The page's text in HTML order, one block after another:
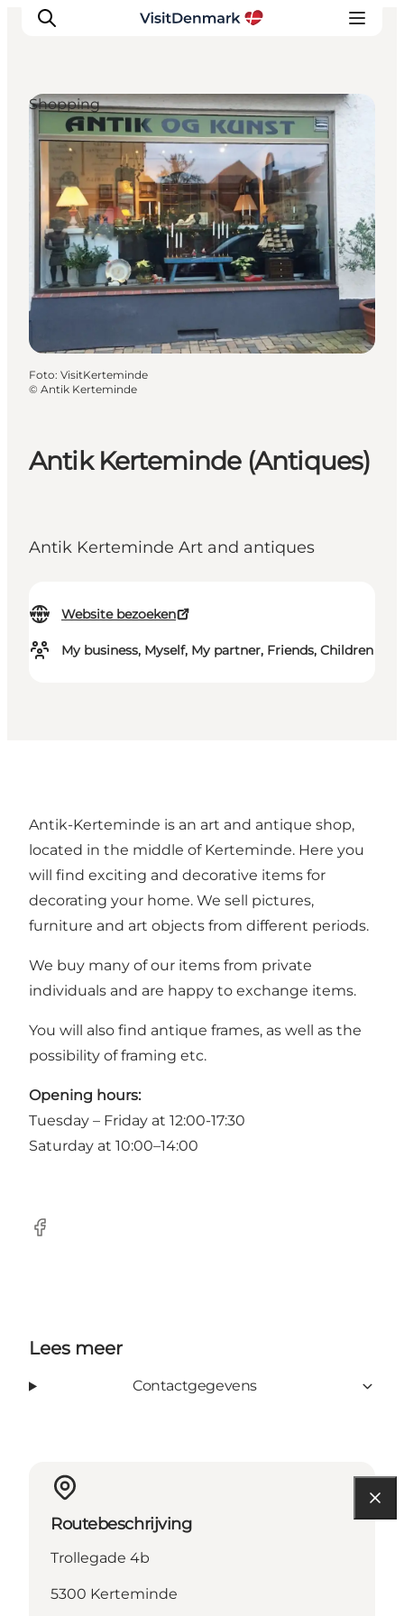
Inspiratie
Bestemmingen
Wat te doen
Accommodaties
Plan je reis
Antik Kerteminde (Antiques)
Antik Kerteminde Art and antiques
Website bezoeken
My business, Myself, My partner, Friends, Children
Shopping
Foto: VisitKerteminde
© Antik Kerteminde
Antik-Kerteminde is an art and antique shop,
located in the middle of Kerteminde. Here you
will find exciting and decorative items for
decorating your home. We sell pictures,
furniture and art objects from different periods.
We buy many of our items from private
individuals and are happy to exchange items.
You will also find antique frames, as well as the
possibility of framing etc.
Opening hours:
Tuesday – Friday at 12:00-17:30
Saturday at 10:00–14:00
Facebook
Lees meer
Contactgegevens
Routebeschrijving
Trollegade 4b
5300 Kerteminde